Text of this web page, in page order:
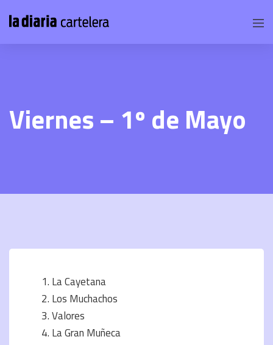
Viernes – 1º de Mayo
La Cayetana
Los Muchachos
Valores
La Gran Muñeca